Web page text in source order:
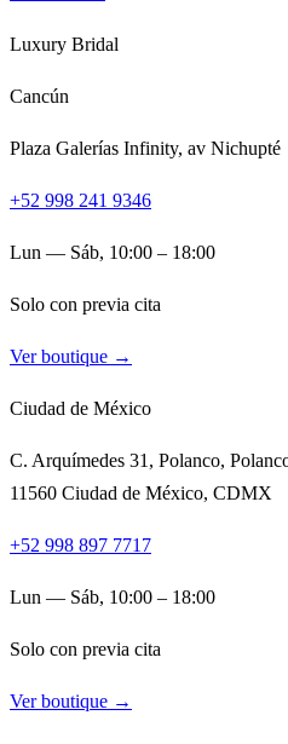
Luxury Bridal
Cancún
Plaza Galerías Infinity, av Nichupté
+52 998 241 9346
Lun — Sáb, 10:00 – 18:00
Solo con previa cita
Ver boutique →
Ciudad de México
C. Arquímedes 31, Polanco,
11560 Ciudad de México, CDMX
+52 998 897 7717
Lun — Sáb, 10:00 – 18:00
Solo con previa cita
Ver boutique →